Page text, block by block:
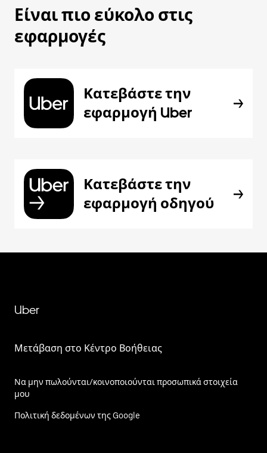
Είναι πιο εύκολο στις
εφαρμογές
Κατεβάστε την
εφαρμογή Uber
Κατεβάστε την
εφαρμογή οδηγού
Uber
Μετάβαση στο Κέντρο Βοήθειας
Να μην πωλούνται/κοινοποιούνται προσωπικά στοιχεία
μου
Πολιτική δεδομένων της Google